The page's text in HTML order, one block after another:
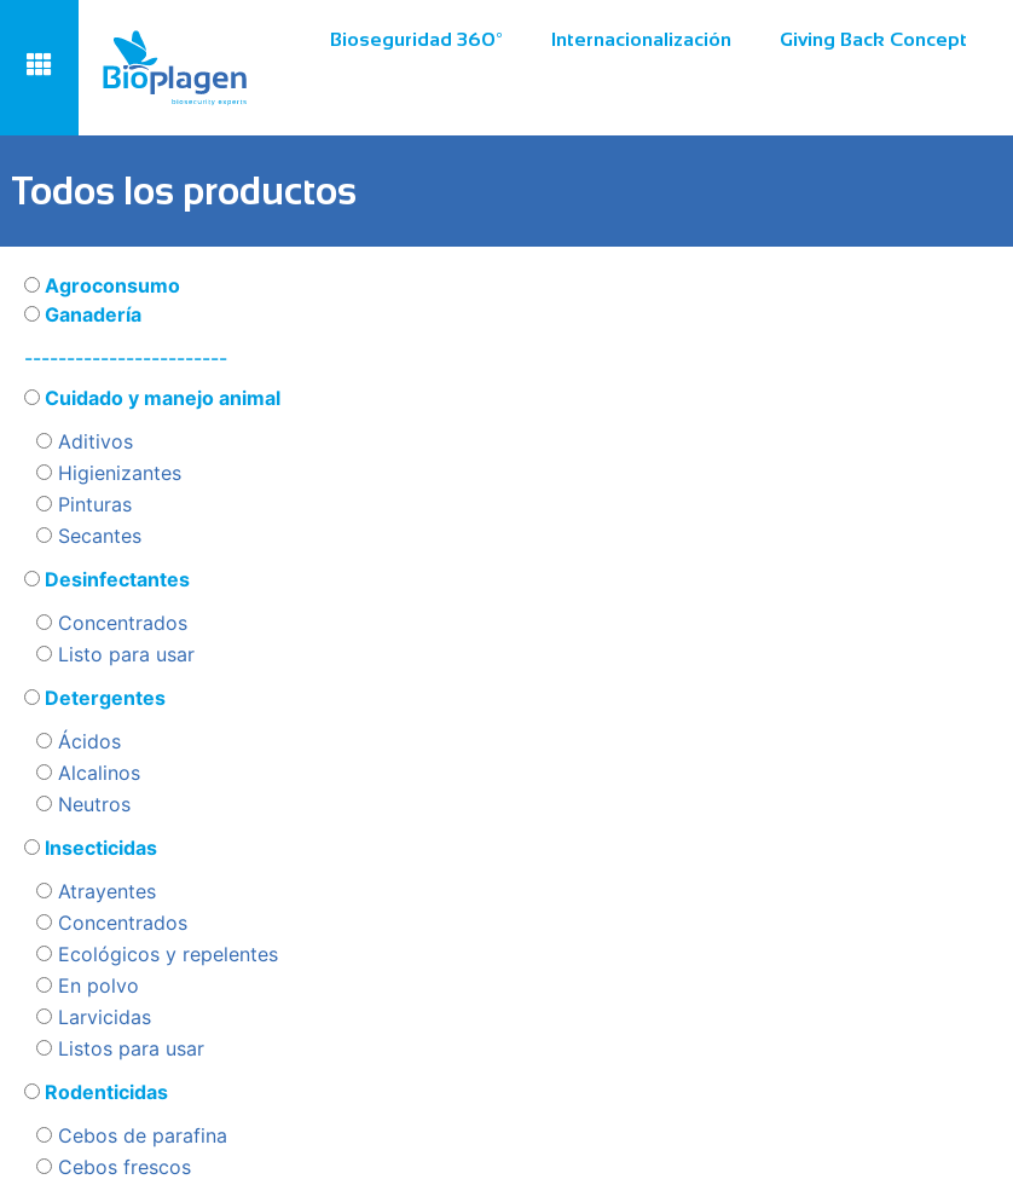
Bioseguridad 360º Internacionalización Giving Back Concept
Todos los productos
Agroconsumo
Ganadería
------------------------
Cuidado y manejo animal
Aditivos
Higienizantes
Pinturas
Secantes
Desinfectantes
Concentrados
Listo para usar
Detergentes
Ácidos
Alcalinos
Neutros
Insecticidas
Atrayentes
Concentrados
Ecológicos y repelentes
En polvo
Larvicidas
Listos para usar
Rodenticidas
Cebos de parafina
Cebos frescos